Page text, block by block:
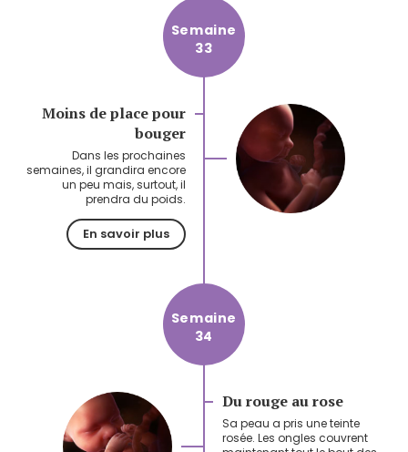
Semaine
33
Moins de place pour
bouger
Dans les prochaines
semaines, il grandira encore
un peu mais, surtout, il
prendra du poids.
En savoir plus
Semaine
34
Du rouge au rose
Sa peau a pris une teinte
rosée. Les ongles couvrent